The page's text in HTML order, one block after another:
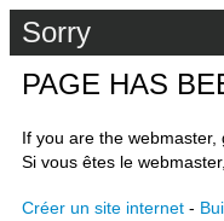
Sorry
PAGE HAS
If you are the
Si vous êtes le
Créer un site internet -